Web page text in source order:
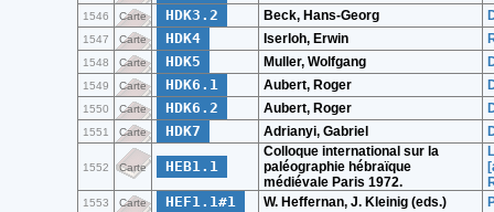
1546 Carte HDK3.2 Beck, Hans-Georg
1547 Carte HDK4 Iserloh, Erwin
1548 Carte HDK5 Muller, Wolfgang
1549 Carte HDK6.1 Aubert, Roger
1550 Carte HDK6.2 Aubert, Roger
1551 Carte HDK7 Adrianyi, Gabriel
1552 Carte HEB1.1
Colloque international sur la
paléographie hébraïque
médiévale Paris 1972.
1553 Carte HEF1.1#1 W. Heffernan, J. Kleinig (eds.)